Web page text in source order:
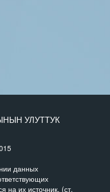
УЛУТТУК
данных
на их источник. (ст.